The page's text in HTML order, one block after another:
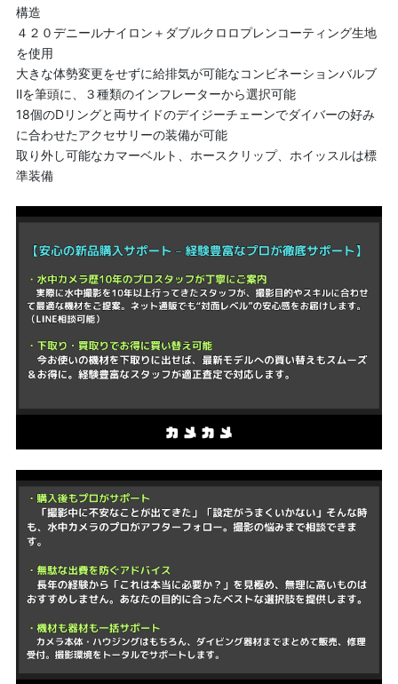
構造
４２０デニールナイロン＋ダブルクロロプレンコーティング生地
を使用
大きな体勢変更をせずに給排気が可能なコンビネーションバルブ
Ⅱを筆頭に、３種類のインフレーターから選択可能
18個のDリングと両サイドのデイジーチェーンでダイバーの好み
に合わせたアクセサリーの装備が可能
取り外し可能なカマーベルト、ホースクリップ、ホイッスルは標
準装備